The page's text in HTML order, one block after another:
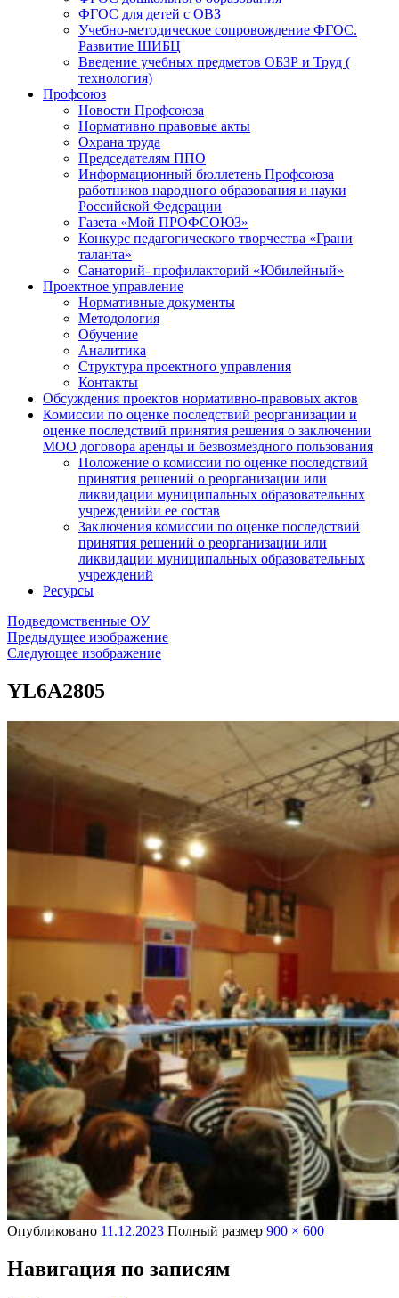
ФГОС для детей с ОВЗ
Учебно-методическое сопровождение ФГОС.
Развитие ШИБЦ
Введение учебных предметов ОБЗР и Труд (
технология)
Профсоюз
Новости Профсоюза
Нормативно правовые акты
Охрана труда
Председателям ППО
Информационный бюллетень Профсоюза
работников народного образования и науки
Российской Федерации
Газета «Мой ПРОФСОЮЗ»
Конкурс педагогического творчества «Грани
таланта»
Санаторий- профилакторий «Юбилейный»
Проектное управление
Нормативные документы
Методология
Обучение
Аналитика
Структура проектного управления
Контакты
Обсуждения проектов нормативно-правовых актов
Комиссии по оценке последствий реорганизации и
оценке последствий принятия решения о заключении
МОО договора аренды и безвозмездного пользования
Положение о комиссии по оценке последствий
принятия решений о реорганизации или
ликвидации муниципальных образовательных
учрежденийи ее состав
Заключения комиссии по оценке последствий
принятия решений о реорганизации или
ликвидации муниципальных образовательных
учреждений
Ресурсы
Подведомственные ОУ
Предыдущее изображение
Следующее изображение
YL6A2805
Опубликовано 11.12.2023 Полный размер 900 × 600
Навигация по записям